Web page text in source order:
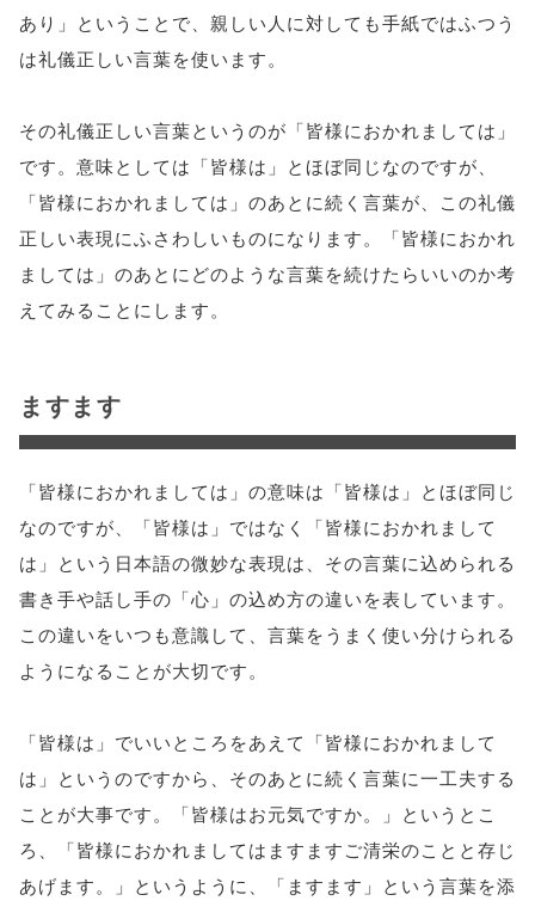
あり」ということで、親しい人に対しても手紙ではふつう
は礼儀正しい言葉を使います。
その礼儀正しい言葉というのが「皆様におかれましては」
です。意味としては「皆様は」とほぼ同じなのですが、
「皆様におかれましては」のあとに続く言葉が、この礼儀
正しい表現にふさわしいものになります。「皆様におかれ
ましては」のあとにどのような言葉を続けたらいいのか考
えてみることにします。
ますます
「皆様におかれましては」の意味は「皆様は」とほぼ同じ
なのですが、「皆様は」ではなく「皆様におかれまして
は」という日本語の微妙な表現は、その言葉に込められる
書き手や話し手の「心」の込め方の違いを表しています。
この違いをいつも意識して、言葉をうまく使い分けられる
ようになることが大切です。
「皆様は」でいいところをあえて「皆様におかれまして
は」というのですから、そのあとに続く言葉に一工夫する
ことが大事です。「皆様はお元気ですか。」というとこ
ろ、「皆様におかれましてはますますご清栄のことと存じ
あげます。」というように、「ますます」という言葉を添